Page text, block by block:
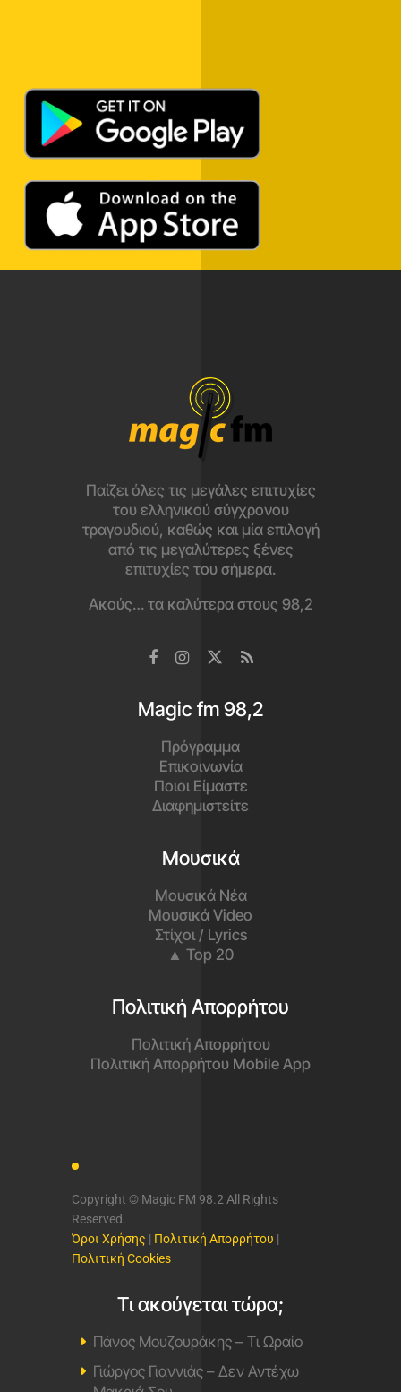
Παίζει όλες τις μεγάλες επιτυχίες
του ελληνικού σύγχρονου
τραγουδιού, καθώς και μία επιλογή
από τις μεγαλύτερες ξένες
επιτυχίες του σήμερα.
Ακούς… τα καλύτερα στους 98,2
Magic fm 98,2
Πρόγραμμα
Επικοινωνία
Ποιοι Είμαστε
Διαφημιστείτε
Μουσικά
Μουσικά Νέα
Μουσικά Video
Στίχοι / Lyrics
▲ Top 20
Πολιτική Απορρήτου
Πολιτική Απορρήτου
Πολιτική Απορρήτου Mobile App
Copyright © Magic FM 98.2 All Rights
Reserved.
Όροι Χρήσης | Πολιτική Απορρήτου |
Πολιτική Cookies
Τι ακούγεται τώρα;
Πάνος Μουζουράκης – Τι Ωραίο
Γιώργος Γιαννιάς – Δεν Αντέχω